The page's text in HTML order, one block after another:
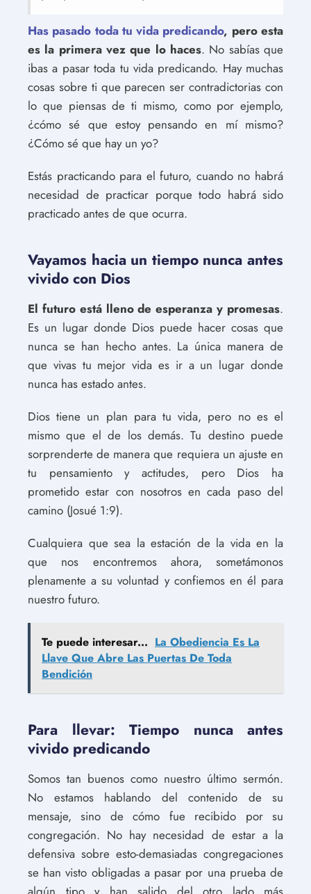
Has pasado toda tu vida predicando, pero esta
es la primera vez que lo haces. No sabías que
ibas a pasar toda tu vida predicando. Hay muchas
cosas sobre ti que parecen ser contradictorias con
lo que piensas de ti mismo, como por ejemplo,
¿cómo sé que estoy pensando en mí mismo?
¿Cómo sé que hay un yo?
Estás practicando para el futuro, cuando no habrá
necesidad de practicar porque todo habrá sido
practicado antes de que ocurra.
Vayamos hacia un tiempo nunca antes
vivido con Dios
El futuro está lleno de esperanza y promesas.
Es un lugar donde Dios puede hacer cosas que
nunca se han hecho antes. La única manera de
que vivas tu mejor vida es ir a un lugar donde
nunca has estado antes.
Dios tiene un plan para tu vida, pero no es el
mismo que el de los demás. Tu destino puede
sorprenderte de manera que requiera un ajuste en
tu pensamiento y actitudes, pero Dios ha
prometido estar con nosotros en cada paso del
camino (Josué 1:9).
Cualquiera que sea la estación de la vida en la
que nos encontremos ahora, sometámonos
plenamente a su voluntad y confiemos en él para
nuestro futuro.
Te puede interesar... La Obediencia Es La
Llave Que Abre Las Puertas De Toda
Bendición
Para llevar: Tiempo nunca antes
vivido predicando
Somos tan buenos como nuestro último sermón.
No estamos hablando del contenido de su
mensaje, sino de cómo fue recibido por su
congregación. No hay necesidad de estar a la
defensiva sobre esto-demasiadas congregaciones
se han visto obligadas a pasar por una prueba de